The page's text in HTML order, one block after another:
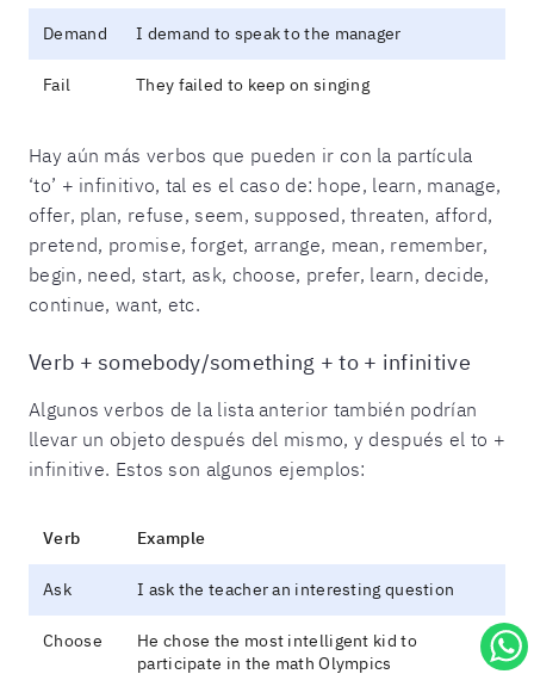
Demand I demand to speak to the manager
Fail They failed to keep on singing
Hay aún más verbos que pueden ir con la partícula
‘to’ + infinitivo, tal es el caso de: hope, learn, manage,
offer, plan, refuse, seem, supposed, threaten, afford,
pretend, promise, forget, arrange, mean, remember,
begin, need, start, ask, choose, prefer, learn, decide,
continue, want, etc.
Verb + somebody/something + to + infinitive
Algunos verbos de la lista anterior también podrían
llevar un objeto después del mismo, y después el to +
infinitive. Estos son algunos ejemplos:
Verb Example
Ask I ask the teacher an interesting question
Choose
He chose the most intelligent kid to
participate in the math Olympics